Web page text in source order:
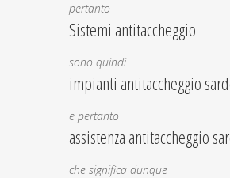
pertanto
Sistemi antitaccheggio
sono quindi
impianti antitaccheggio
e pertanto
assistenza antitaccheggio
che significa dunque